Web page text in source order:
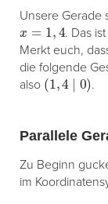
Unsere Gerade
x=1,4
. Das
Merkt euch,
die folgende
also (1,4 | 0) .
Parallele
Zu Beginn
im